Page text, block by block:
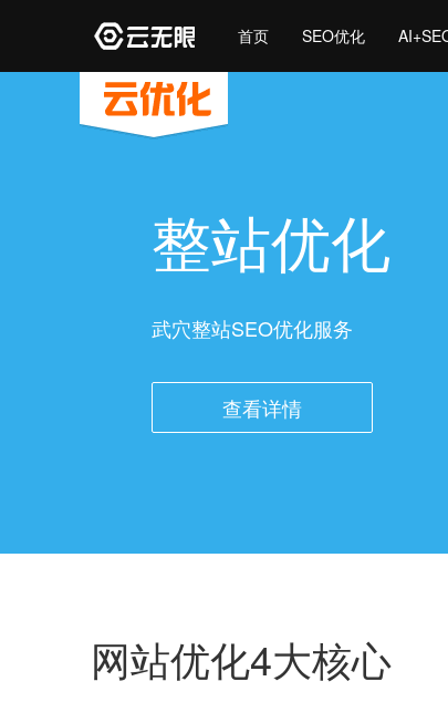
首页 SEO优化
整站优化
武穴整站SEO优化服务
查看详情
网站优化4大核心